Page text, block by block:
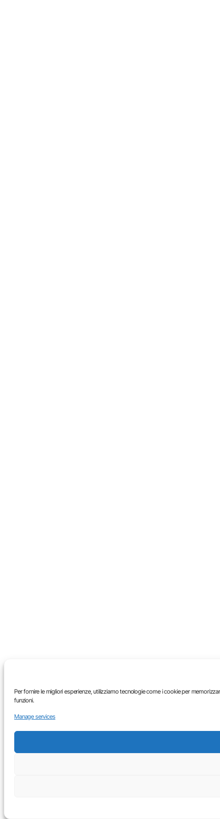
Per fornire le migliori esperienze, utilizziamo tecnologie come i cookie per
funzioni.
Manage services